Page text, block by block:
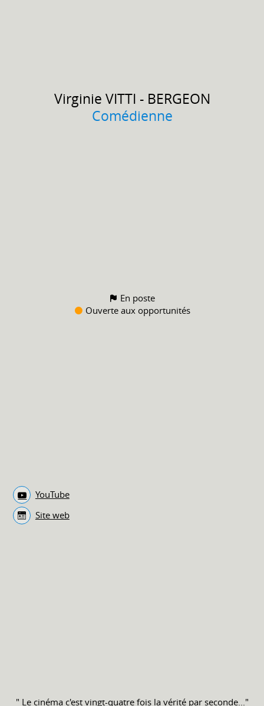
Virginie VITTI - BERGEON
Comédienne
En poste
Ouverte aux opportunités
YouTube
Site web
" Le cinéma c'est vingt-quatre fois la vérité par seconde..."